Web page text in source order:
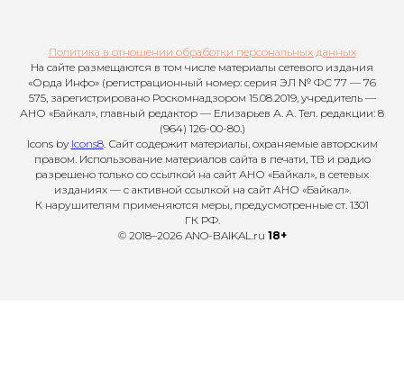
Политика в отношении обработки персональных данных
На сайте размещаются в том числе материалы сетевого издания
«Орда Инфо» (регистрационный номер: серия ЭЛ № ФС 77 — 76
575, зарегистрировано Роскомнадзором 15.08.2019, учредитель —
АНО «Байкал», главный редактор — Елизарьев А. А. Тел. редакции: 8
(964) 126-00-80.)
Icons by Icons8. Сайт содержит материалы, охраняемые авторским
правом. Использование материалов сайта в печати, ТВ и радио
разрешено только со ссылкой на сайт АНО «Байкал», в сетевых
изданиях — с активной ссылкой на сайт АНО «Байкал».
К нарушителям применяются меры, предусмотренные ст. 1301
ГК РФ.
© 2018–2026 ANO-BAIKAL.ru 18+